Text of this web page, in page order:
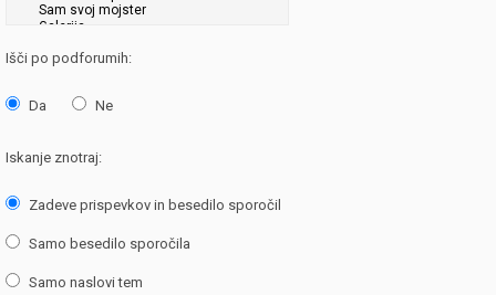
Išči po podforumih:
Da Ne
Iskanje znotraj:
Zadeve prispevkov in besedilo sporočil
Samo besedilo sporočila
Samo naslovi tem